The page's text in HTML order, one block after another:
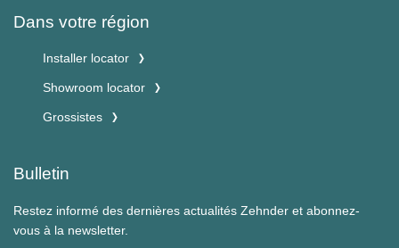
Dans votre région
Installer locator
Showroom locator
Grossistes
Bulletin
Restez informé des dernières actualités Zehnder et abonnez-
vous à la newsletter.